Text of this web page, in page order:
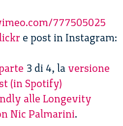
777505025
e post in Instagram:
3 di 4, la versione
(in Spotify)
alle Longevity
Nic Palmarini.